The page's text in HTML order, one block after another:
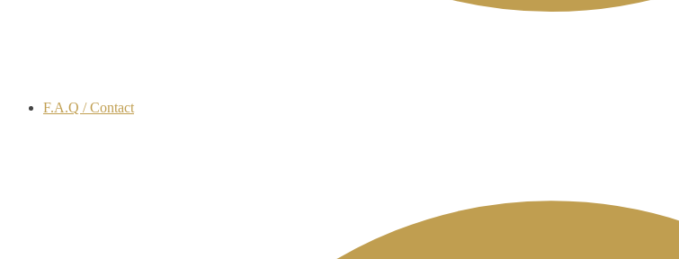
F.A.Q / Contact